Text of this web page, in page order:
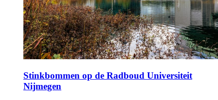
Stinkbommen op de Radboud Universiteit
Nijmegen